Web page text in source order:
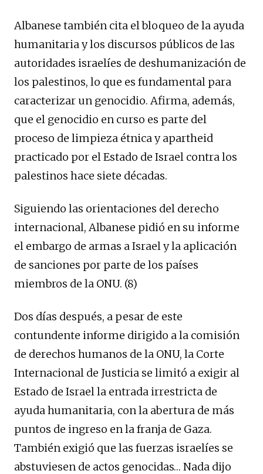
Albanese también cita el bloqueo de la ayuda
humanitaria y los discursos públicos de las
autoridades israelíes de deshumanización de
los palestinos, lo que es fundamental para
caracterizar un genocidio. Afirma, además,
que el genocidio en curso es parte del
proceso de limpieza étnica y apartheid
practicado por el Estado de Israel contra los
palestinos hace siete décadas.
Siguiendo las orientaciones del derecho
internacional, Albanese pidió en su informe
el embargo de armas a Israel y la aplicación
de sanciones por parte de los países
miembros de la ONU. (8)
Dos días después, a pesar de este
contundente informe dirigido a la comisión
de derechos humanos de la ONU, la Corte
Internacional de Justicia se limitó a exigir al
Estado de Israel la entrada irrestricta de
ayuda humanitaria, con la abertura de más
puntos de ingreso en la franja de Gaza.
También exigió que las fuerzas israelíes se
abstuviesen de actos genocidas… Nada dijo